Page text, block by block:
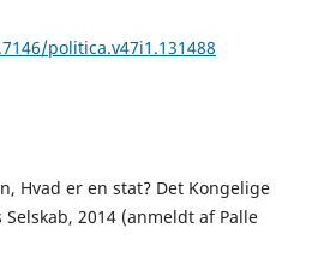
politica.v47i1.131488
Hvad er en stat? Det Kongelige
2014 (anmeldt af Palle